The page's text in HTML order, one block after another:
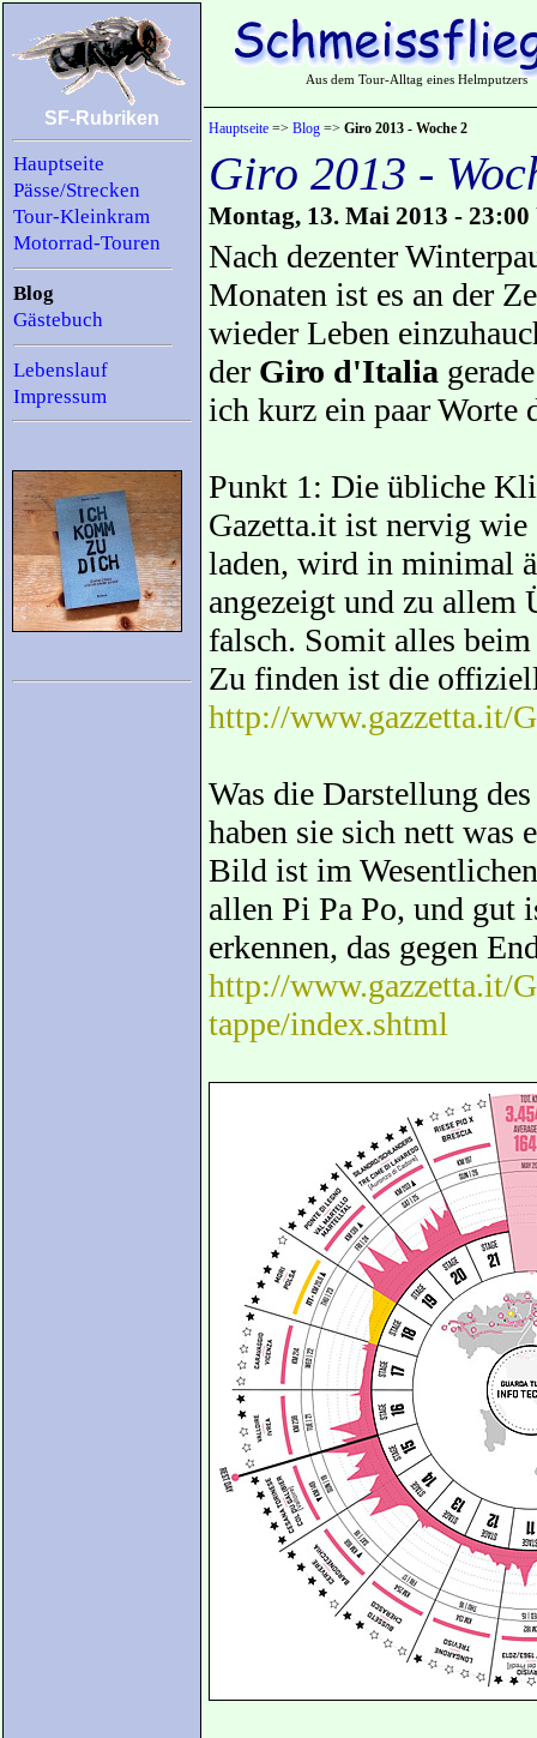
SF-Rubriken
Hauptseite
Pässe/Strecken
Tour-Kleinkram
Motorrad-Touren
Blog
Gästebuch
Lebenslauf
Impressum
Aus dem Tour-Alltag eines Helmputzers
Hauptseite => Blog => Giro 2013 - Woche 2
Giro 2013 -
Montag, 13. Mai 2013 -
Nach dezenter
Monaten ist es an der
wieder Leben
der Giro d'Italia
ich kurz ein paar Worte
Punkt 1: Die übliche
Gazetta.it ist nervig
laden, wird in minimal
angezeigt und zu allem
falsch. Somit alles
Zu finden ist die
http://www.gazzetta.it/
Was die Darstellung
haben sie sich nett was
Bild ist im
allen Pi Pa Po, und gut
erkennen, das gegen
http://www.gazzetta.it/
tappe/index.shtml